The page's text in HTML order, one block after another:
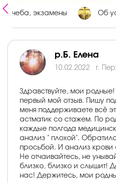
Учеба, экзамены Об
р.Б. Елена
10.02.2022 г.
Здравствуйте, мои
первый мой отзыв. Пишу
меня поддерживаете всё
астматик со стажем. По
каждые полгода
анализ " плохой".
просьбой. И анализ крови
Не отчаивайтесь, не
близко, близко и слышит!
нас! Держитесь, мои